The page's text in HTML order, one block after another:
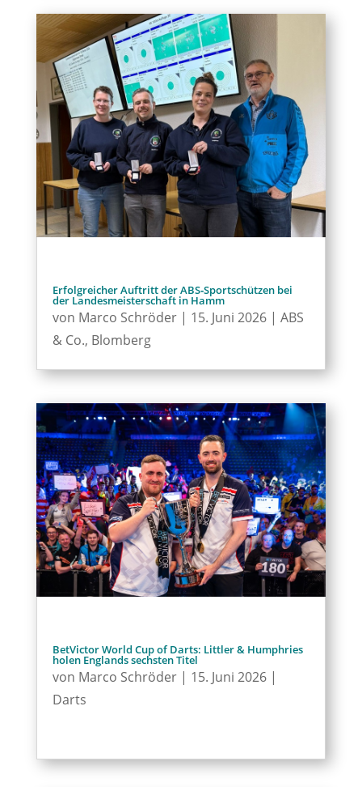
Erfolgreicher Auftritt der ABS‑Sportschützen bei
der Landesmeisterschaft in Hamm
von Marco Schröder| 15. Juni 2026| ABS
& Co., Blomberg
BetVictor World Cup of Darts: Littler & Humphries
holen Englands sechsten Titel
von Marco Schröder| 15. Juni 2026|
Darts